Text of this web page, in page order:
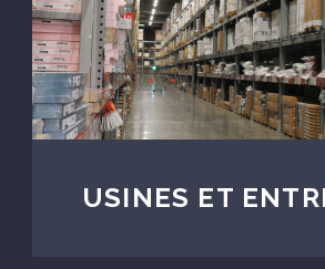
USINES ET